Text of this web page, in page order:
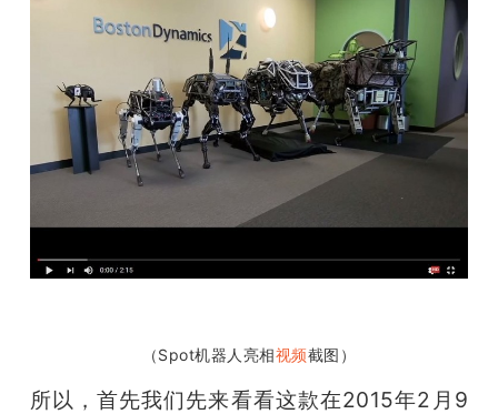
（Spot机器人亮相视频截图）
所以，首先我们先来看看这款在2015年2月9